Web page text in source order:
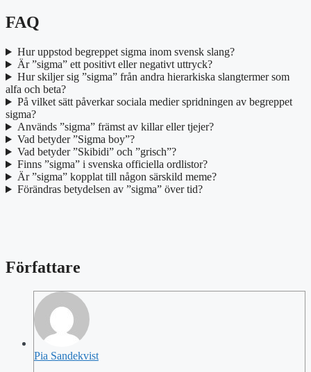
FAQ
Hur uppstod begreppet sigma inom svensk slang?
Är ”sigma” ett positivt eller negativt uttryck?
Hur skiljer sig ”sigma” från andra hierarkiska slangtermer som
alfa och beta?
På vilket sätt påverkar sociala medier spridningen av begreppet
sigma?
Används ”sigma” främst av killar eller tjejer?
Vad betyder ”Sigma boy”?
Vad betyder ”Skibidi” och ”grisch”?
Finns ”sigma” i svenska officiella ordlistor?
Är ”sigma” kopplat till någon särskild meme?
Förändras betydelsen av ”sigma” över tid?
Författare
Pia Sandekvist